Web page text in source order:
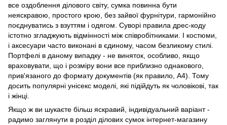
все оздоблення ділового світу, сумка повинна бути
неяскравою, простого крою, без зайвої фурнітури, гармонійно
поєднуватись з взуттям і одягом. Суворі правила дрес-коду
істотно згладжують відмінності між співробітниками. І костюми,
і аксесуари часто виконані в єдиному, часом безликому стилі.
Портфелі в даному випадку - не виняток, особливо, якщо
враховувати, що і розміру вони все приблизно однакового,
прив'язаного до формату документів (як правило, А4). Тому
досить популярні унісекс моделі, які підійдуть як чоловікові, так
і жінці.
Якщо ж ви шукаєте більш яскравий, індивідуальний варіант -
радимо заглянути в розділ ділових сумок інтернет-магазину